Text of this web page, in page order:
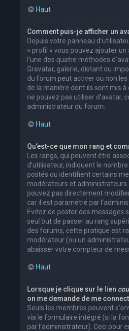
Haut
Comment puis-je afficher un
Depuis votre panneau
« profil » vous pouvez ajouter
l’une des quatre méthodes
Gravatar, galerie, distant ou
du forum peut activer ou non
de la manière dont ils sont mis à
ne pouvez pas utiliser d’avatar,
administrateur du forum.
Haut
Qu’est-ce que mon rang et
Les rangs, qui peuvent être
d’utilisateur, indiquent le
postés ou identifient certains
modérateurs et administrateurs.
pouvez pas directement modifier
car il est paramétré par
Évitez de poster des messages
seul but de passer au rang
des forums, cette pratique est
modérateur (ou un
abaisser votre compteur de
Haut
Lorsque je clique sur le lien
on me demande de me
Seuls les membres peuvent
via le formulaire intégré (si la
par l’administrateur). Ceci pour